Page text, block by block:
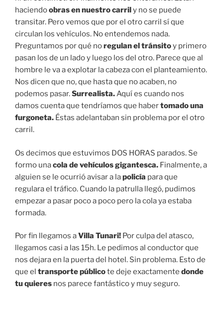
haciendoobras en nuestro carril y no se puede
transitar. Pero vemos que por el otro carril sí que
circulan los vehículos. No entendemos nada.
Preguntamos por qué noregulan el tránsitoy primero
pasan los de un lado y luego los del otro. Parece que al
hombre le va a explotar la cabeza con el planteamiento.
Nos dicen que no, que hasta que no acaben, no
podemos pasar.Surrealista.Aquí es cuando nos
damos cuenta que tendríamos que habertomado una
furgoneta. Éstas adelantaban sin problema por el otro
carril.
Os decimos que estuvimos DOS HORAS parados. Se
formo unacola de vehículos gigantesca. Finalmente, a
alguien se le ocurrió avisar a lapolicía para que
regulara el tráfico. Cuando la patrulla llegó, pudimos
empezar a pasar poco a poco pero la cola ya estaba
formada.
Por fin llegamos aVilla Tunari! Por culpa del atasco,
llegamos casi a las 15h. Le pedimos al conductor que
nos dejara en la puerta del hotel. Sin problema. Esto de
que el transporte públicote deje exactamente donde
tu quieres nos parece fantástico y muy seguro.